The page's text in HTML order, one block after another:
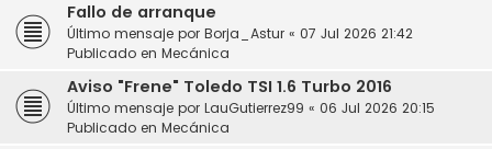
Fallo de arranque
Último mensaje por Borja_Astur « 07 Jul 2026 21:42
Publicado en Mecánica
Aviso "Frene" Toledo TSI 1.6 Turbo 2016
Último mensaje por LauGutierrez99 « 06 Jul 2026 20:15
Publicado en Mecánica